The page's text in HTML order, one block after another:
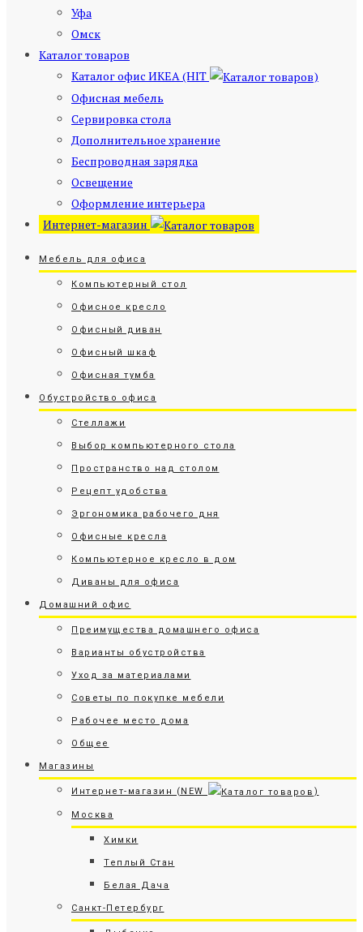
Уфа
Омск
Каталог товаров
Каталог офис ИКЕА (HIT
)
Офисная мебель
Сервировка стола
Дополнительное хранение
Беспроводная зарядка
Освещение
Оформление интерьера
Интернет-магазин
Мебель для офиса
Компьютерный стол
Офисное кресло
Офисный диван
Офисный шкаф
Офисная тумба
Обустройство офиса
Стеллажи
Выбор компьютерного стола
Пространство над столом
Рецепт удобства
Эргономика рабочего дня
Офисные кресла
Компьютерное кресло в дом
Диваны для офиса
Домашний офис
Преимущества домашнего офиса
Варианты обустройства
Уход за материалами
Советы по покупке мебели
Рабочее место дома
Общее
Магазины
Интернет-магазин (NEW )
Москва
Химки
Теплый Стан
Белая Дача
Санкт-Петербург